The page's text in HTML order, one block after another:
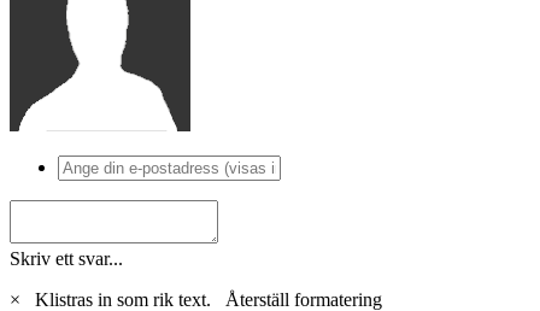
Skriv ett svar...
×
Klistras in som rik text. Återställ formatering